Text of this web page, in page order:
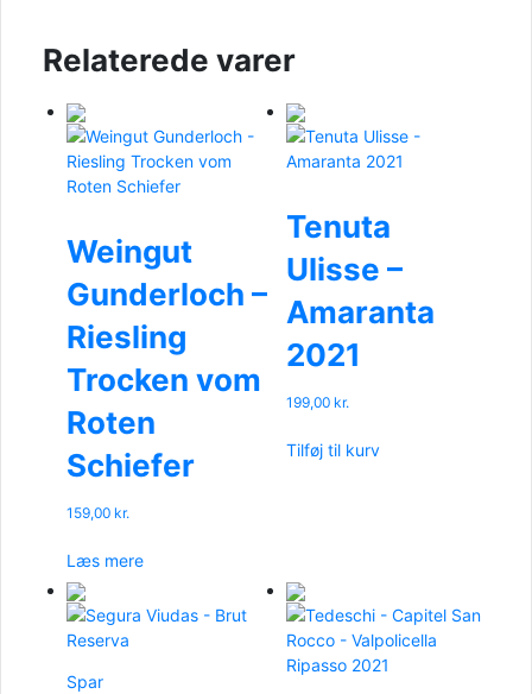
Relaterede varer
Weingut
Gunderloch –
Riesling
Trocken vom
Roten
Schiefer
159,00 kr.
Læs mere
Tenuta
Ulisse –
Amaranta
2021
199,00 kr.
Tilføj til kurv
Spar